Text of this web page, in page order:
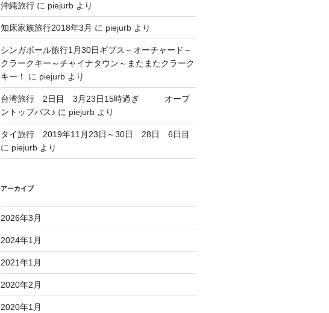
沖縄旅行に piejurbより
知床家族旅行2018年3月 に piejurbより
シンガポール旅行1月30日ギブス～オーチャード～
クラークキー～チャイナタウン～またまたクラーク
キー！
に piejurbより
台湾旅行 2日目 3月23日15時過ぎ オープ
ントップバス♪ に piejurbより
タイ旅行 2019年11月23日～30日 28日 6日目
に piejurbより
アーカイブ
2026年3月
2024年1月
2021年1月
2020年2月
2020年1月